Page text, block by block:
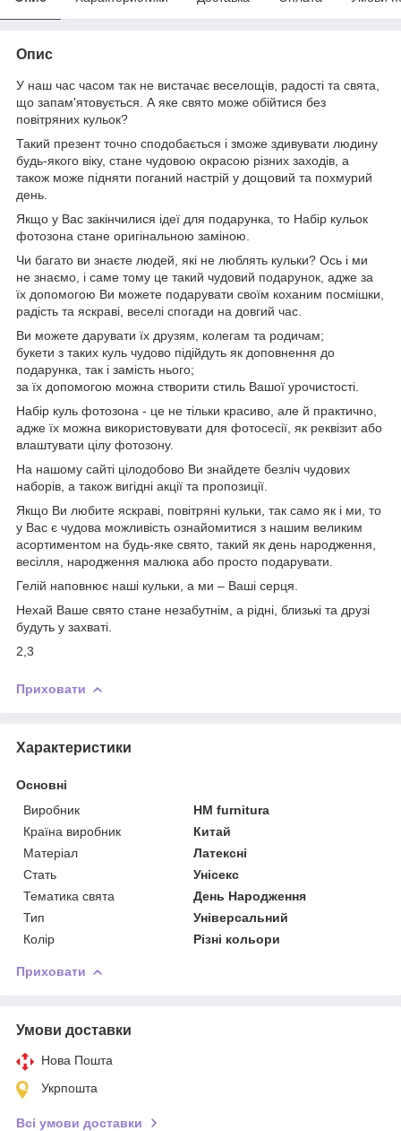
Опис
У наш час часом так не вистачає веселощів, радості та свята,
що запам'ятовується. А яке свято може обійтися без
повітряних кульок?
Такий презент точно сподобається і зможе здивувати людину
будь-якого віку, стане чудовою окрасою різних заходів, а
також може підняти поганий настрій у дощовий та похмурий
день.
Якщо у Вас закінчилися ідеї для подарунка, то Набір кульок
фотозона стане оригінальною заміною.
Чи багато ви знаєте людей, які не люблять кульки? Ось і ми
не знаємо, і саме тому це такий чудовий подарунок, адже за
їх допомогою Ви можете подарувати своїм коханим посмішки,
радість та яскраві, веселі спогади на довгий час.
Ви можете дарувати їх друзям, колегам та родичам;
букети з таких куль чудово підійдуть як доповнення до
подарунка, так і замість нього;
за їх допомогою можна створити стиль Вашої урочистості.
Набір куль фотозона - це не тільки красиво, але й практично,
адже їх можна використовувати для фотосесії, як реквізит або
влаштувати цілу фотозону.
На нашому сайті цілодобово Ви знайдете безліч чудових
наборів, а також вигідні акції та пропозиції.
Якщо Ви любите яскраві, повітряні кульки, так само як і ми, то
у Вас є чудова можливість ознайомитися з нашим великим
асортиментом на будь-яке свято, такий як день народження,
весілля, народження малюка або просто подарувати.
Гелій наповнює наші кульки, а ми – Ваші серця.
Нехай Ваше свято стане незабутнім, а рідні, близькі та друзі
будуть у захваті.
2,3
Приховати
Характеристики
Основні
Виробник
HM furnitura
Країна виробник
Китай
Матеріал
Латексні
Стать
Унісекс
Тематика свята
День Народження
Тип
Універсальний
Колір
Різні кольори
Приховати
Умови доставки
Нова Пошта
Укрпошта
Всі умови доставки